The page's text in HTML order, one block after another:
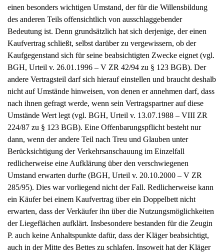
einen besonders wichtigen Umstand, der für die Willensbildung
des anderen Teils offensichtlich von ausschlaggebender
Bedeutung ist. Denn grundsätzlich hat sich derjenige, der einen
Kaufvertrag schließt, selbst darüber zu vergewissern, ob der
Kaufgegenstand sich für seine beabsichtigten Zwecke eignet (vgl.
BGH, Urteil v. 26.01.1996 – V ZR 42/94 zu § 123 BGB). Der
andere Vertragsteil darf sich hierauf einstellen und braucht deshalb
nicht auf Umstände hinweisen, von denen er annehmen darf, dass
nach ihnen gefragt werde, wenn sein Vertragspartner auf diese
Umstände Wert legt (vgl. BGH, Urteil v. 13.07.1988 – VIII ZR
224/87 zu § 123 BGB). Eine Offenbarungspflicht besteht nur
dann, wenn der andere Teil nach Treu und Glauben unter
Berücksichtigung der Verkehrsanschauung im Einzelfall
redlicherweise eine Aufklärung über den verschwiegenen
Umstand erwarten durfte (BGH, Urteil v. 20.10.2000 – V ZR
285/95). Dies war vorliegend nicht der Fall. Redlicherweise kann
ein Käufer bei einem Kaufvertrag über ein Doppelbett nicht
erwarten, dass der Verkäufer ihn über die Nutzungsmöglichkeiten
der Liegeflächen aufklärt. Insbesondere bestanden für die Zeugin
P. auch keine Anhaltspunkte dafür, dass der Kläger beabsichtigt,
auch in der Mitte des Bettes zu schlafen. Insoweit hat der Kläger